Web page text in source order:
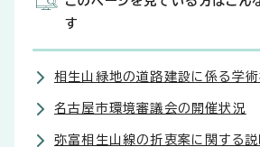
す
相生山緑地の道路建設に係る学
名古屋市環境審議会の開催状況
弥富相生山線の折衷案に関する説